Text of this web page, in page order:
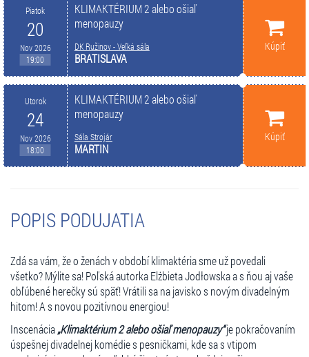
Piatok
20
Nov 2026
19:00
KLIMAKTÉRIUM 2 alebo ošiaľ
menopauzy
DK Ružinov - Veľká sála
BRATISLAVA
Kúpiť
Utorok
24
Nov 2026
18:00
KLIMAKTÉRIUM 2 alebo ošiaľ
menopauzy
Sála Strojár
MARTIN
Kúpiť
POPIS PODUJATIA
Zdá sa vám, že o ženách v období klimaktéria sme už povedali
všetko? Mýlite sa! Poľská autorka Elżbieta Jodłowska a s ňou aj vaše
obľúbené herečky sú späť! Vrátili sa na javisko s novým divadelným
hitom! A s novou pozitívnou energiou!
Inscenácia„Klimaktérium 2 alebo ošiaľ menopauzy“je pokračovaním
úspešnej divadelnej komédie s pesničkami, kde sa s vtipom